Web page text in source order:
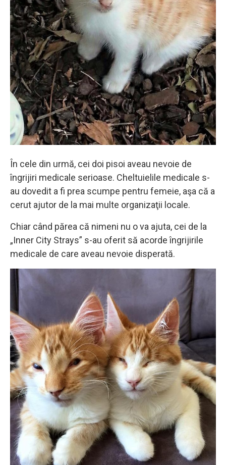
În cele din urmă, cei doi pisoi aveau nevoie de
îngrijiri medicale serioase. Cheltuielile medicale s-
au dovedit a fi prea scumpe pentru femeie, aşa că a
cerut ajutor de la mai multe organizaţii locale.
Chiar când părea că nimeni nu o va ajuta, cei de la
„Inner City Strays” s-au oferit să acorde îngrijirile
medicale de care aveau nevoie disperată.